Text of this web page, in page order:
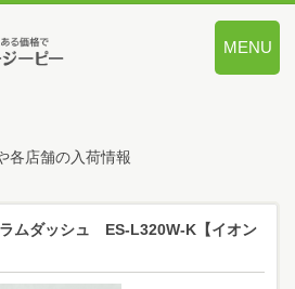
MENU
各店舗の入荷情報
ムダッシュ ES-L320W-K【イオン